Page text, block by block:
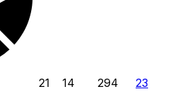
21 14 294 23